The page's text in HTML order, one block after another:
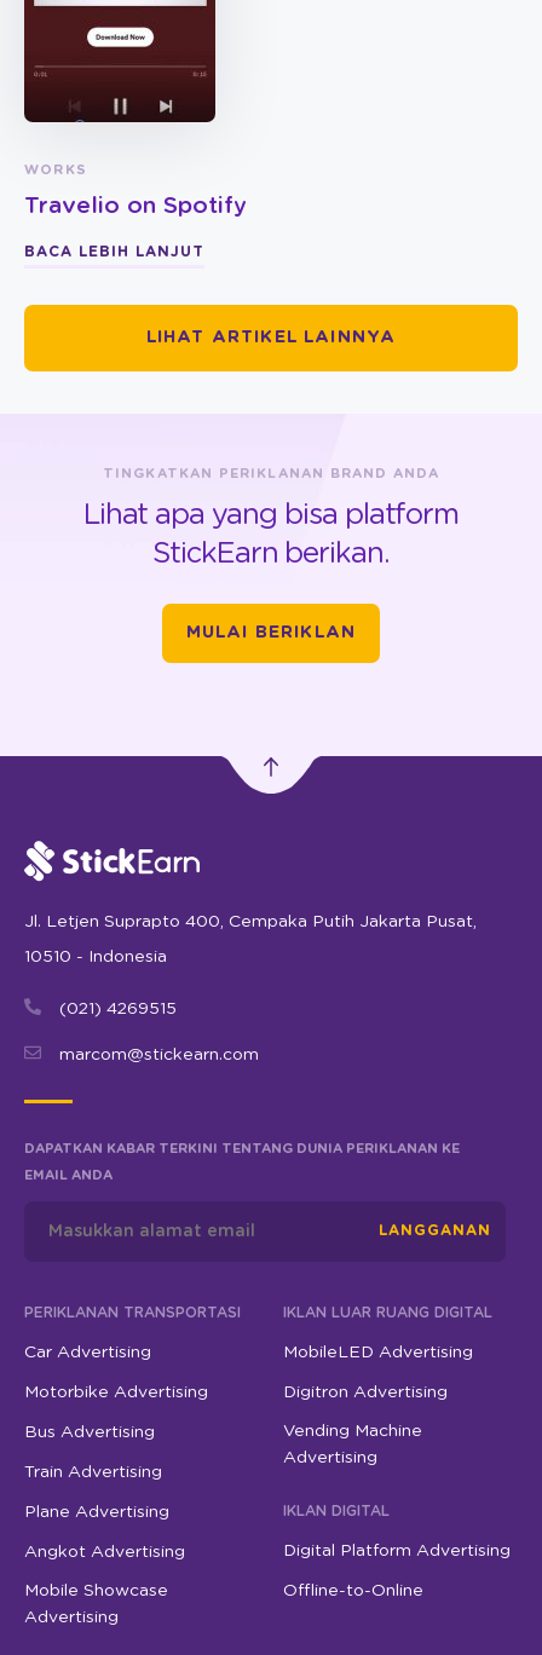
WORKS
Travelio on Spotify
BACA LEBIH LANJUT
LIHAT ARTIKEL LAINNYA
TINGKATKAN PERIKLANAN BRAND ANDA
Lihat apa yang bisa platform
StickEarn berikan.
MULAI BERIKLAN
Jl. Letjen Suprapto 400, Cempaka Putih Jakarta Pusat,
10510 - Indonesia
(021) 4269515
marcom@stickearn.com
DAPATKAN KABAR TERKINI TENTANG DUNIA PERIKLANAN KE
EMAIL ANDA
LANGGANAN
PERIKLANAN TRANSPORTASI
Car Advertising
Motorbike Advertising
Bus Advertising
Train Advertising
Plane Advertising
Angkot Advertising
Mobile Showcase
Advertising
IKLAN LUAR RUANG DIGITAL
MobileLED Advertising
Digitron Advertising
Vending Machine
Advertising
IKLAN DIGITAL
Digital Platform Advertising
Offline-to-Online